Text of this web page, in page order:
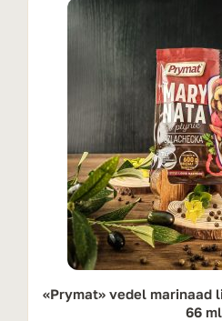
«Prymat» vedel marinaad
66 ml